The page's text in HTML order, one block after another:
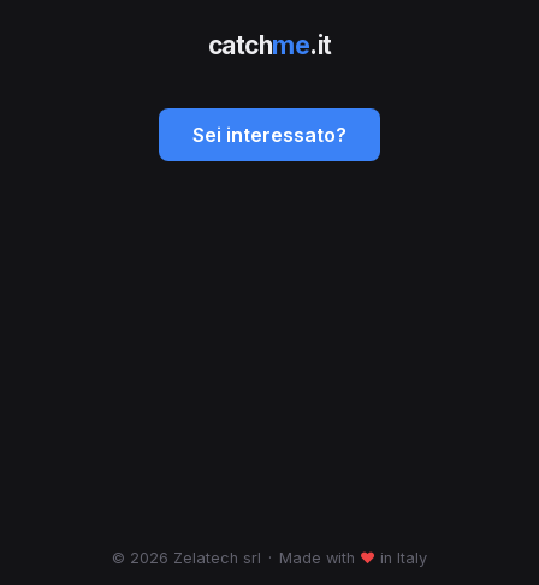
catchme.it
Sei interessato?
© 2026 Zelatech srl · Made with ♥ in Italy